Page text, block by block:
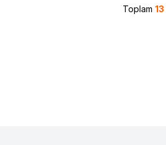
Toplam 13